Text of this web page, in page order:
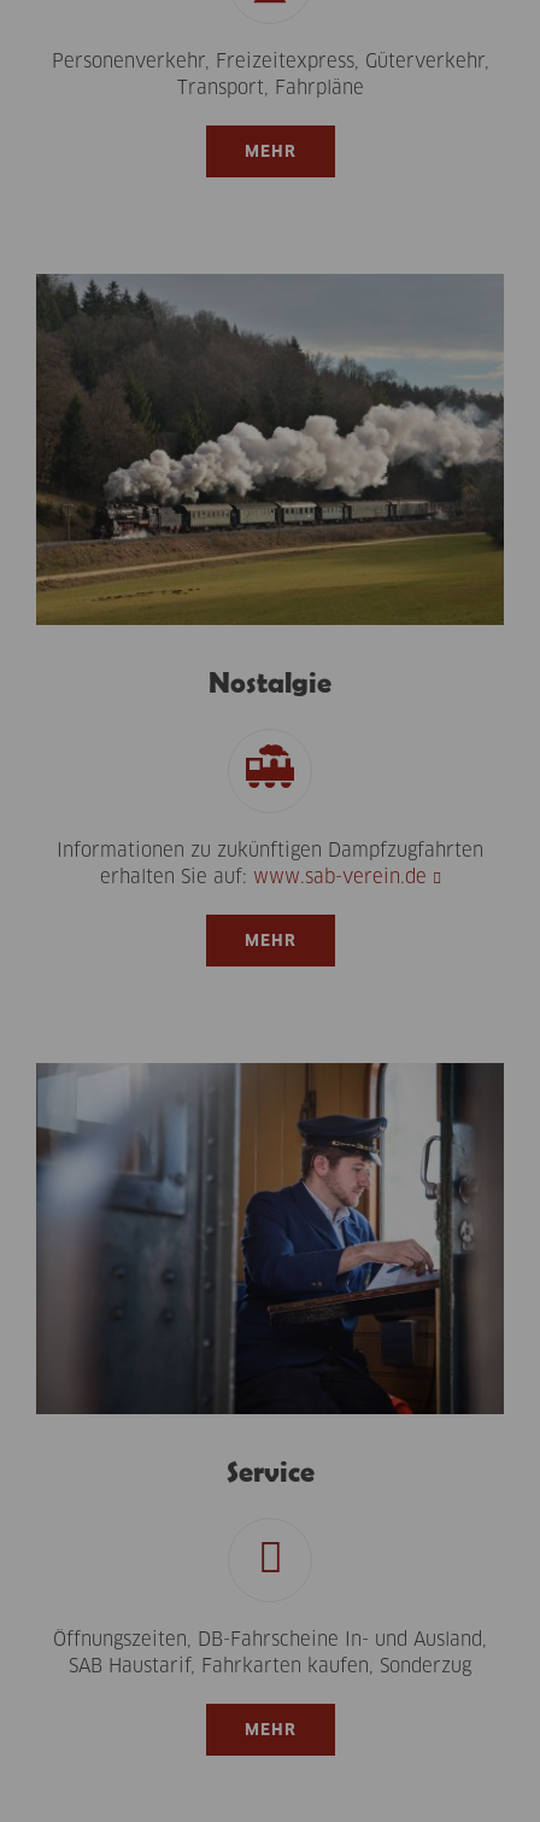
Personenverkehr, Freizeitexpress, Güterverkehr,
Transport, Fahrpläne
MEHR
Nostalgie
Informationen zu zukünftigen Dampfzugfahrten
erhalten Sie auf: www.sab-verein.de
MEHR
Service
Öffnungszeiten, DB-Fahrscheine In- und Ausland,
SAB Haustarif, Fahrkarten kaufen, Sonderzug
MEHR